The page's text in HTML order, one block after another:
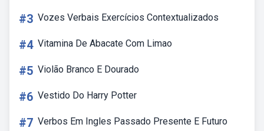
#3 Vozes Verbais Exercícios Contextualizados
#4 Vitamina De Abacate Com Limao
#5 Violão Branco E Dourado
#6 Vestido Do Harry Potter
#7 Verbos Em Ingles Passado Presente E Futuro